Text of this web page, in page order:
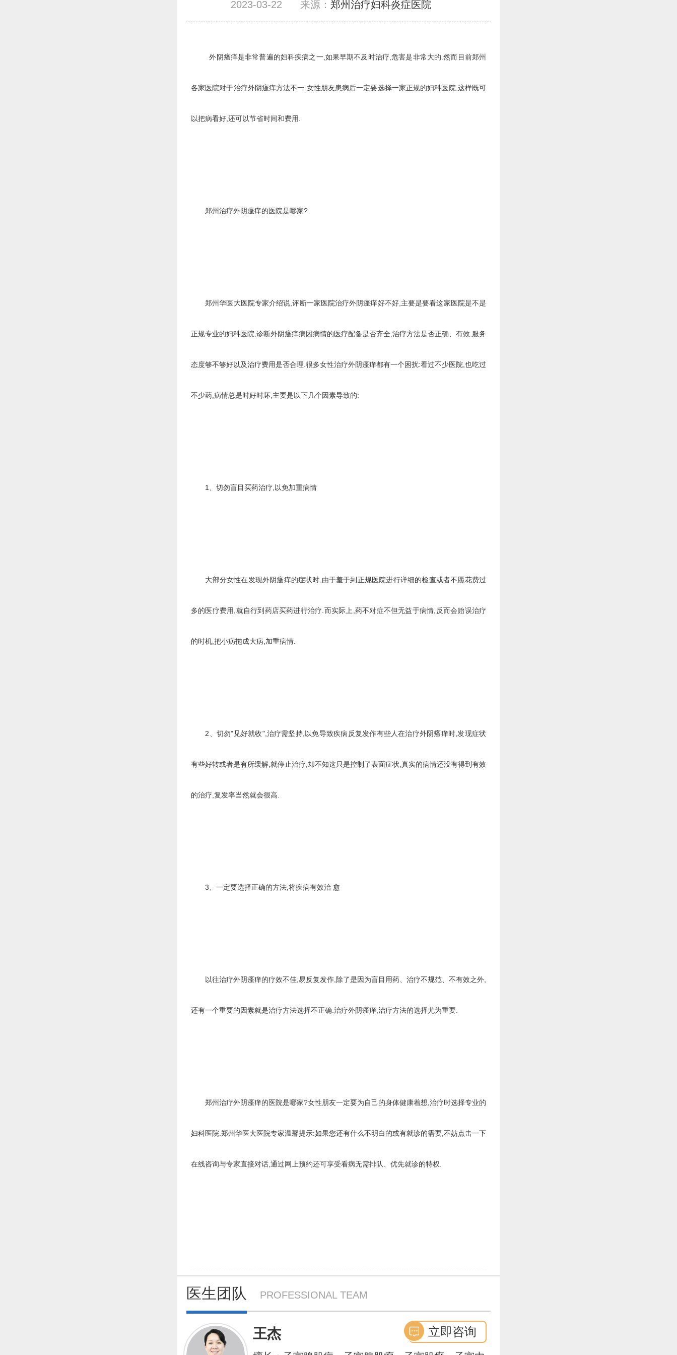
2023-03-22 来源： 郑州治疗妇科炎症医院
外阴瘙痒是非常普遍的妇科疾病之一,如果早期不及时治疗,危害是非常大的.然而目前郑州
各家医院对于治疗外阴瘙痒方法不一.女性朋友患病后一定要选择一家正规的妇科医院,这样既可
以把病看好,还可以节省时间和费用.
郑州治疗外阴瘙痒的医院是哪家?
郑州华医大医院专家介绍说,评断一家医院治疗外阴瘙痒好不好,主要是要看这家医院是不是
正规专业的妇科医院,诊断外阴瘙痒病因病情的医疗配备是否齐全,治疗方法是否正确、有效,服务
态度够不够好以及治疗费用是否合理.很多女性治疗外阴瘙痒都有一个困扰:看过不少医院,也吃过
不少药,病情总是时好时坏,主要是以下几个因素导致的:
1、切勿盲目买药治疗,以免加重病情
大部分女性在发现外阴瘙痒的症状时,由于羞于到正规医院进行详细的检查或者不愿花费过
多的医疗费用,就自行到药店买药进行治疗.而实际上,药不对症不但无益于病情,反而会贻误治疗
的时机,把小病拖成大病,加重病情.
2、切勿"见好就收",治疗需坚持,以免导致疾病反复发作有些人在治疗外阴瘙痒时,发现症状
有些好转或者是有所缓解,就停止治疗,却不知这只是控制了表面症状,真实的病情还没有得到有效
的治疗,复发率当然就会很高.
3、一定要选择正确的方法,将疾病有效治 愈
以往治疗外阴瘙痒的疗效不佳,易反复发作,除了是因为盲目用药、治疗不规范、不有效之外,
还有一个重要的因素就是治疗方法选择不正确.治疗外阴瘙痒,治疗方法的选择尤为重要.
郑州治疗外阴瘙痒的医院是哪家?女性朋友一定要为自己的身体健康着想,治疗时选择专业的
妇科医院.郑州华医大医院专家温馨提示:如果您还有什么不明白的或有就诊的需要,不妨点击一下
在线咨询与专家直接对话,通过网上预约还可享受看病无需排队、优先就诊的特权.
医生团队 PROFESSIONAL TEAM
王杰 立即咨询